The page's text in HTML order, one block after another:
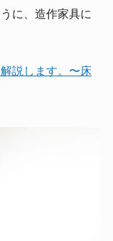
に、造作家具に
説します。〜床